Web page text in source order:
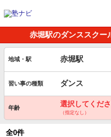
赤堀駅のダンススクー
地域・駅 赤堀駅
習い事の種類 ダンス
年齢 選択してくだ
（指定なし）
全0件